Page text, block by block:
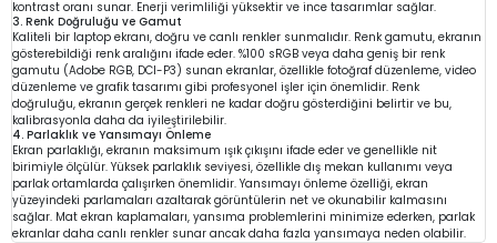
kontrast oranı sunar. Enerji verimliliği yüksektir ve ince tasarımlar sağlar.
3. Renk Doğruluğu ve Gamut
Kaliteli bir laptop ekranı, doğru ve canlı renkler sunmalıdır. Renk gamutu, ekranın
gösterebildiği renk aralığını ifade eder. %100 sRGB veya daha geniş bir renk
gamutu (Adobe RGB, DCI-P3) sunan ekranlar, özellikle fotoğraf düzenleme, video
düzenleme ve grafik tasarımı gibi profesyonel işler için önemlidir. Renk
doğruluğu, ekranın gerçek renkleri ne kadar doğru gösterdiğini belirtir ve bu,
kalibrasyonla daha da iyileştirilebilir.
4. Parlaklık ve Yansımayı Önleme
Ekran parlaklığı, ekranın maksimum ışık çıkışını ifade eder ve genellikle nit
birimiyle ölçülür. Yüksek parlaklık seviyesi, özellikle dış mekan kullanımı veya
parlak ortamlarda çalışırken önemlidir. Yansımayı önleme özelliği, ekran
yüzeyindeki parlamaları azaltarak görüntülerin net ve okunabilir kalmasını
sağlar. Mat ekran kaplamaları, yansıma problemlerini minimize ederken, parlak
ekranlar daha canlı renkler sunar ancak daha fazla yansımaya neden olabilir.